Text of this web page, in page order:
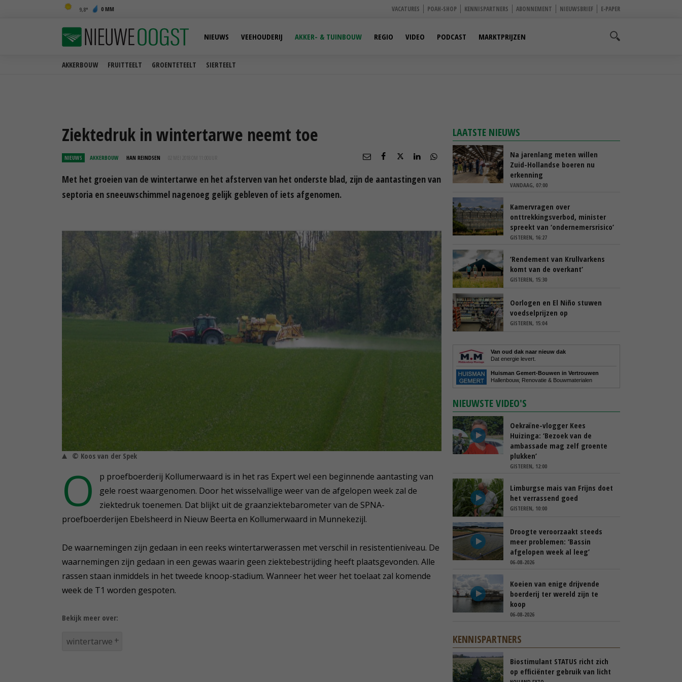
9,8 0 MM VACATURES POAH-SHOP KENNISPARTNERS ABONNEMENT NIEUWSBRIEF E-PAPER
AKKERBOUW FRUITTEELT GROENTETEELT SIERTEELT
NIEUWS VEEHOUDERIJ AKKER- & TUINBOUW REGIO VIDEO PODCAST MARKTPRIJZEN
Ziektedruk in wintertarwe neemt toe
NIEUWS AKKERBOUW HAN REINDSEN 02 MEI 2018 OM 11:00
Met het groeien van de wintertarwe en het afsterven van het onderste blad, zijn de aantastingen van
septoria en sneeuwschimmel nagenoeg gelijk gebleven of iets afgenomen.
© Koos van der Spek
O
p proefboerderij Kollumerwaard is in het ras Expert wel een beginnende aantasting van
gele roest waargenomen. Door het wisselvallige weer van de afgelopen week zal de
ziektedruk toenemen. Dat blijkt uit de graanziektebarometer van de SPNA-
proefboerderijen Ebelsheerd in Nieuw Beerta en Kollumerwaard in Munnekezijl.
De waarnemingen zijn gedaan in een reeks wintertarwerassen met verschil in resistentieniveau. De
waarnemingen zijn gedaan in een gewas waarin geen ziektebestrijding heeft plaatsgevonden. Alle
rassen staan inmiddels in het tweede knoop-stadium. Wanneer het weer het toelaat zal komende
week de T1 worden gespoten.
Bekijk meer over:
wintertarwe
LAATSTE NIEUWS
Na jarenlang meten willen
Zuid-Hollandse boeren nu
erkenning
VANDAAG, 07:00
Kamervragen over
onttrekkingsverbod, minister
spreekt van ‘ondernemersrisico’
GISTEREN, 16:27
‘Rendement van Krullvarkens
komt van de overkant’
GISTEREN, 15:30
Oorlogen en El Niño stuwen
voedselprijzen op
GISTEREN, 15:04
Van oud dak naar nieuw dak
Dat energie levert.
Huisman Gemert-Bouwen in Vertrouwen
Hallenbouw, Renovatie & Bouwmaterialen
NIEUWSTE VIDEO'S
Oekraïne-vlogger Kees
Huizinga: ‘Bezoek van de
ambassade mag zelf groente
plukken’
GISTEREN, 12:00
Limburgse mais van Frijns doet
het verrassend goed
GISTEREN, 10:00
Droogte veroorzaakt steeds
meer problemen: ‘Bassin
afgelopen week al leeg’
06-08-2026
Koeien van enige drijvende
boerderij ter wereld zijn te
koop
06-08-2026
KENNISPARTNERS
Biostimulant STATUS richt zich
op efficiënter gebruik van licht